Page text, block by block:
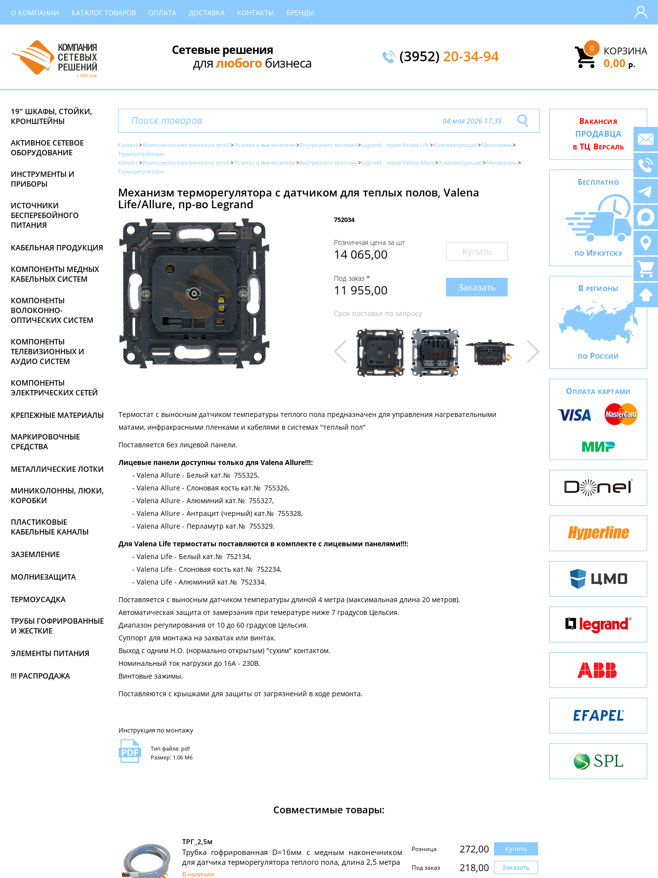
О КОМПАНИИ КАТАЛОГ ТОВАРОВ ОПЛАТА ДОСТАВКА КОНТАКТЫ БРЕНДЫ
Сетевые решения
длялюбогобизнеса (3952) 20-34-94 КОРЗИНА
0
0,00 Р.
19" ШКАФЫ, СТОЙКИ,
КРОНШТЕЙНЫ
АКТИВНОЕ СЕТЕВОЕ
ОБОРУДОВАНИЕ
ИНСТРУМЕНТЫ И
ПРИБОРЫ
ИСТОЧНИКИ
БЕСПЕРЕБОЙНОГО
ПИТАНИЯ
КАБЕЛЬНАЯ ПРОДУКЦИЯ
КОМПОНЕНТЫ МЕДНЫХ
КАБЕЛЬНЫХ СИСТЕМ
КОМПОНЕНТЫ
ВОЛОКОННО-
ОПТИЧЕСКИХ СИСТЕМ
КОМПОНЕНТЫ
ТЕЛЕВИЗИОННЫХ И
АУДИО СИСТЕМ
КОМПОНЕНТЫ
ЭЛЕКТРИЧЕСКИХ СЕТЕЙ
КРЕПЕЖНЫЕ МАТЕРИАЛЫ
МАРКИРОВОЧНЫЕ
СРЕДСТВА
МЕТАЛЛИЧЕСКИЕ ЛОТКИ
МИНИКОЛОННЫ, ЛЮКИ,
КОРОБКИ
ПЛАСТИКОВЫЕ
КАБЕЛЬНЫЕ КАНАЛЫ
ЗАЗЕМЛЕНИЕ
МОЛНИЕЗАЩИТА
ТЕРМОУСАДКА
ТРУБЫ ГОФРИРОВАННЫЕ
И ЖЕСТКИЕ
ЭЛЕМЕНТЫ ПИТАНИЯ
!!! РАСПРОДАЖА
04 мая 2026 17:35
Каталог Компоненты электрических сетей Розетки и выключатели Внутреннего монтажа Legrand - серия Valena Life Комплектующие
Механизмы
Терморегуляторы
Каталог
Компоненты электрических сетей Розетки и выключатели Внутреннего монтажа Legrand - серия Valena Allure Комплектующие
Механизмы
Терморегуляторы
Механизм терморегулятора с датчиком для теплых полов, Valena
Life/Allure, пр-во Legrand
752034
Розничная цена за шт
14 065,00 Купить
Под заказ *
11 955,00 Заказать
Срок поставки по запросу
Термостат с выносным датчиком температуры теплого пола предназначен для управления нагревательными
матами, инфракрасными пленками и кабелями в системах "теплый пол"
Поставляется без лицевой панели.
Лицевые панели доступны только для Valena Allure!!!:
- Valena Allure - Белый кат.№ 755325,
- Valena Allure - Слоновая кость кат.№ 755326,
- Valena Allure - Алюминий кат.№ 755327,
- Valena Allure - Антрацит (черный) кат.№ 755328,
- Valena Allure - Перламутр кат.№ 755329.
Для Valena Life термостаты поставляются в комплекте с лицевыми панелями!!!:
- Valena Life - Белый кат.№ 752134,
- Valena Life - Слоновая кость кат.№ 752234,
- Valena Life - Алюминий кат.№ 752334.
Поставляется с выносным датчиком температуры длиной 4 метра (максимальная длина 20 метров).
Автоматическая защита от замерзания при темературе ниже 7 градусов Цельсия.
Диапазон регулирования от 10 до 60 градусов Цельсия.
Суппорт для монтажа на захватах или винтах.
Выход с одним Н.О. (нормально открытым) "сухим" контактом.
Номинальный ток нагрузки до 16А - 230В.
Винтовые зажимы.
Поставляются с крышками для защиты от загрязнений в ходе ремонта.
Инструкция по монтажу
Тип файла: pdf
Размер: 1.06 Мб
Совместимые товары:
ТРГ_2,5м
Трубка гофрированная D=16мм с медным наконечником
для датчика терморегулятора теплого пола, длина 2,5 метра
В наличии
Розница 272,00 Купить
Под заказ 218,00 Заказать
ВАКАНСИЯ
ПРОДАВЦА
В ТЦ ВЕРСАЛЬ
БЕСПЛАТНО
ПО ИРКУТСКУ
В РЕГИОНЫ
ПО РОССИИ
ОПЛАТА КАРТАМИ